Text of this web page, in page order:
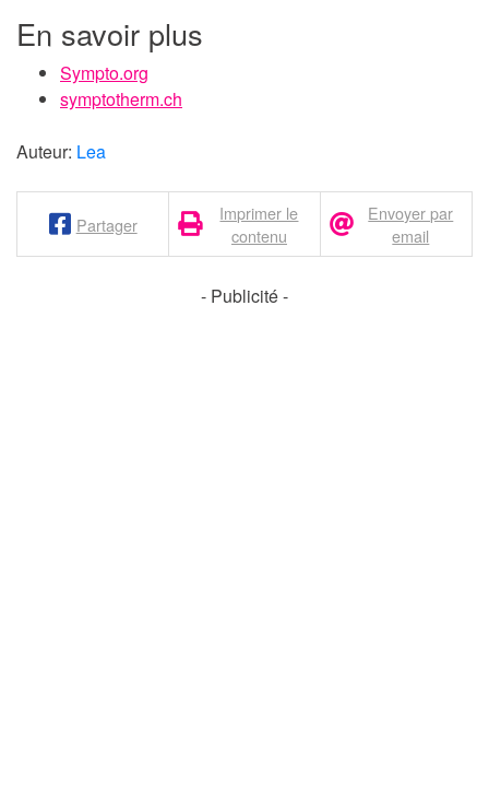
En savoir plus
Sympto.org
symptotherm.ch
Auteur: Lea
Partager
Imprimer le
contenu
Envoyer par
email
- Publicité -